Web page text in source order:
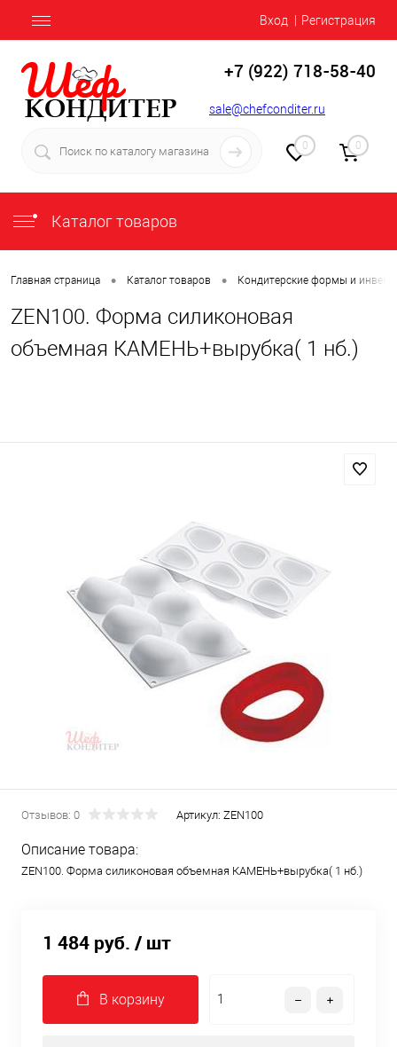
Вход Регистрация
+7 (922) 718-58-40
sale@chefconditer.ru
0 0
Каталог товаров
Главная страница • Каталог товаров • Кондитерские формы и
ZEN100. Форма силиконовая
объемная КАМЕНЬ+вырубка( 1 нб.)
Отзывов: 0 Артикул: ZEN100
Описание товара:
ZEN100. Форма силиконовая объемная КАМЕНЬ+вырубка( 1 нб.)
1 484 руб. / шт
В корзину